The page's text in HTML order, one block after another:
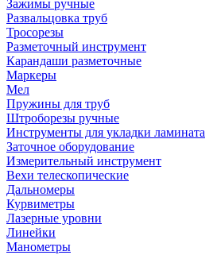
Зажимы ручные
Развальцовка труб
Тросорезы
Разметочный инструмент
Карандаши разметочные
Маркеры
Мел
Пружины для труб
Штроборезы ручные
Инструменты для укладки ламината
Заточное оборудование
Измерительный инструмент
Вехи телескопические
Дальномеры
Курвиметры
Лазерные уровни
Линейки
Манометры